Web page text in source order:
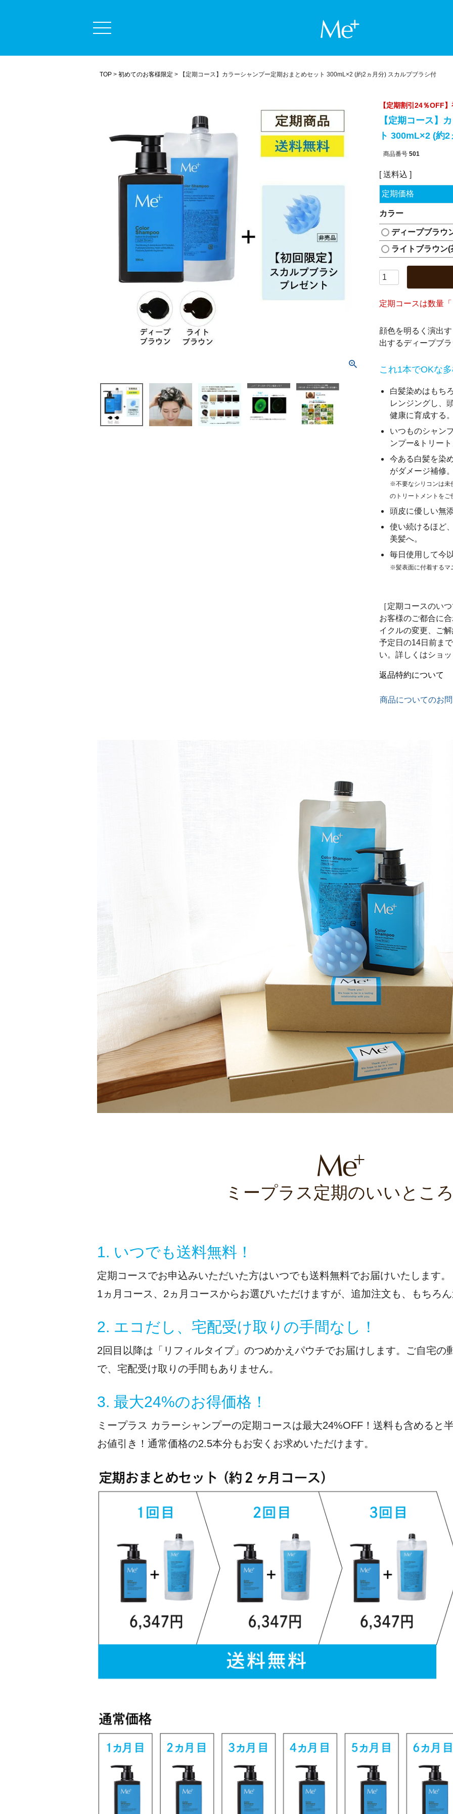
商品一覧
ミープラスについて
TOP 初めてのお客様限定 【定期コース】カラーシャンプー定期おまとめセット 300mL×2 (約2ヵ月分) スカルプブラシ付
【定期割引24％OFF
【定期コース】
ト 300mL×2 (約
商品番号 501
送料込
定期価格
カラー
ディープブラウ
ライトブラウン(
定期コースは数量
顔色を明るく演出
出するディープブ
これ1本でOKな
白髪染めはもち
レンジングし、
健康に育成する
いつものシャン
ンプー&トリー
今ある白髪を染
がダメージ補修
※不要なシリコンは未
のトリートメントをご
頭皮に優しい無
使い続けるほど
美髪へ。
毎日使用して今
※髪表面に付着するマ
［定期コースのい
お客様のご都合に
イクルの変更、ご
予定日の14日前ま
い。詳しくはショ
返品特約について
商品についてのお
ミープラス定期のいいとこ
1. いつでも送料無料！
定期コースでお申込みいただいた方はいつでも送料無料でお届けいたします。
1ヵ月コース、2ヵ月コースからお選びいただけますが、追加注文も、もちろ
2. エコだし、宅配受け取りの手間なし！
2回目以降は「リフィルタイプ」のつめかえパウチでお届けします。ご自宅の
で、宅配受け取りの手間もありません。
3. 最大24%のお得価格！
ミープラス カラーシャンプーの定期コースは最大24%OFF！送料も含めると
お値引き！通常価格の2.5本分もお安くお求めいただけます。